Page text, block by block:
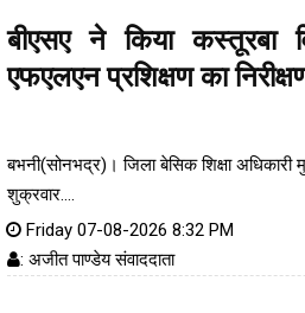
बीएसए ने किया कस्तूरबा
एफएलएन प्रशिक्षण का
बभनी(सोनभद्र)। जिला बेसिक शिक्षा
शुक्रवार....
Friday 07-08-2026 8:32 PM
: अजीत पाण्डेय संवाददाता